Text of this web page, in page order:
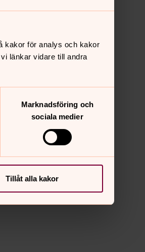
kakor för analys och kakor
länkar vidare till andra
Marknadsföring och
sociala medier
Tillåt alla kakor